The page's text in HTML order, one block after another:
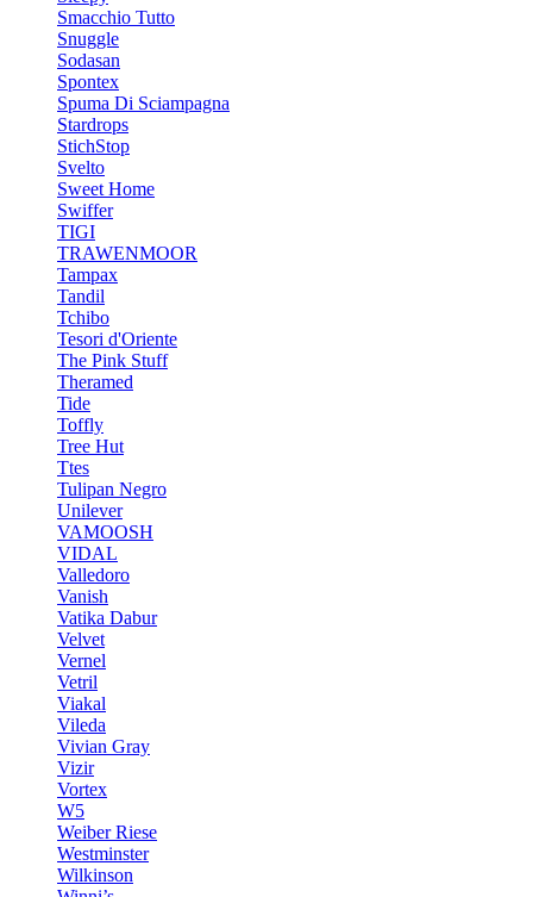
Smacchio Tutto
Snuggle
Sodasan
Spontex
Spuma Di Sciampagna
Stardrops
StichStop
Svelto
Sweet Home
Swiffer
TIGI
TRAWENMOOR
Tampax
Tandil
Tchibo
Tesori d'Oriente
The Pink Stuff
Theramed
Tide
Toffly
Tree Hut
Ttes
Tulipan Negro
Unilever
VAMOOSH
VIDAL
Valledoro
Vanish
Vatika Dabur
Velvet
Vernel
Vetril
Viakal
Vileda
Vivian Gray
Vizir
Vortex
W5
Weiber Riese
Westminster
Wilkinson